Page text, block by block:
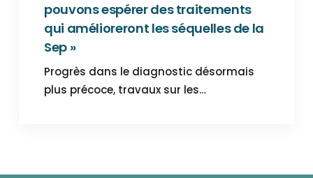
pouvons espérer des traitements
qui amélioreront les séquelles de la
Sep »
Progrès dans le diagnostic désormais
plus précoce, travaux sur les…